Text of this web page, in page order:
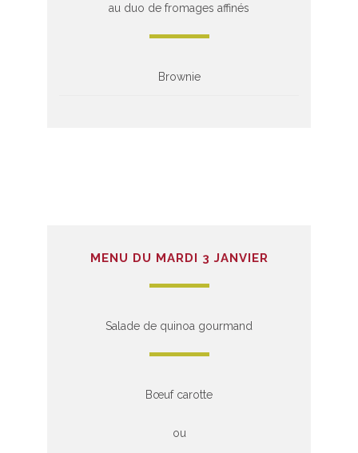
au duo de fromages affinés
Brownie
MENU DU MARDI 3 JANVIER
Salade de quinoa gourmand
Bœuf carotte
ou